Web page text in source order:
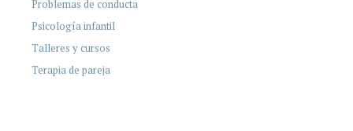
Problemas de conducta
Psicología infantil
Talleres y cursos
Terapia de pareja